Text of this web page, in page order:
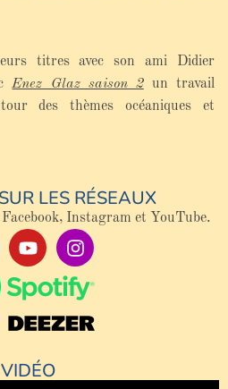
titres avec son ami Didier
Enez Glaz saison 2un travail
des thèmes océaniques et
LES RÉSEAUX
Instagram et YouTube.
VIDÉO